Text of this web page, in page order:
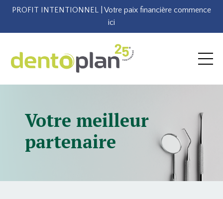
PROFIT INTENTIONNEL | Votre paix financière commence
ici
Votre meilleur
partenaire